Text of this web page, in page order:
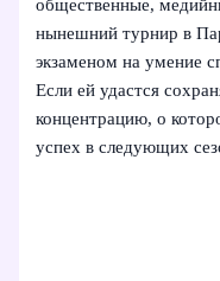
общественные,
нынешний турнир в
экзаменом на умение
Если ей удастся
концентрацию, о
успех в следующих